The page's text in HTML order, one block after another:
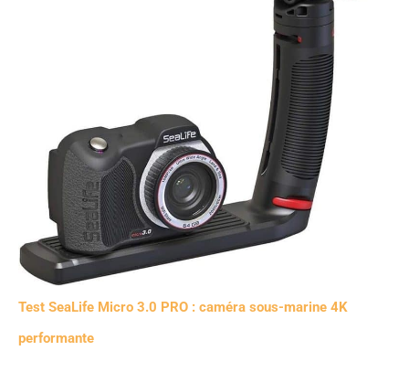
Test SeaLife Micro 3.0 PRO : caméra sous-marine 4K
performante